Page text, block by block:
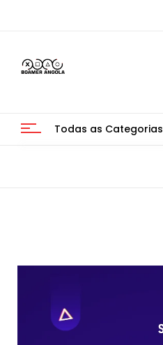
Todas as Categorias